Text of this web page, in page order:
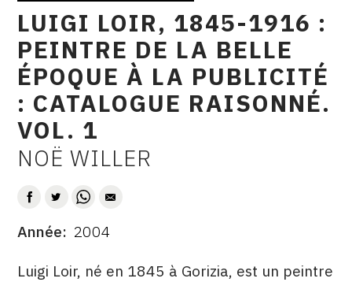
CONTACT
CGU
CGV
SUIVEZ-NOUS
raisonné
LUIGI LOIR, 1845-1916 :
PEINTRE DE LA BELLE
ÉPOQUE À LA PUBLICITÉ
: CATALOGUE RAISONNÉ.
VOL. 1
AUTEUR
NOË WILLER
DATE
Année 2004
DESCRITPTION
Luigi Loir, né en 1845 à Gorizia, est un peintre